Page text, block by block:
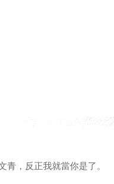
青，反正我就當你是了。